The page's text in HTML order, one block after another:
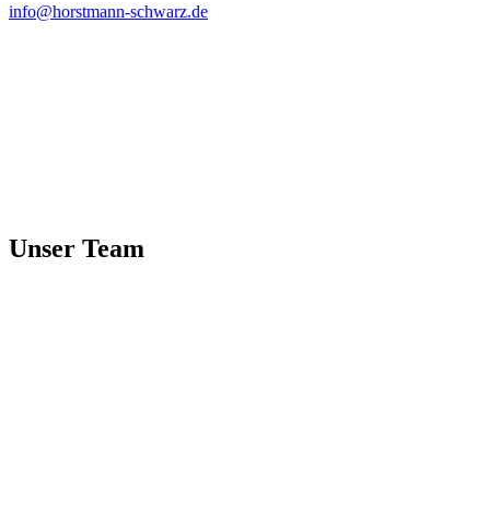
info@horstmann-schwarz.de
Unser Team